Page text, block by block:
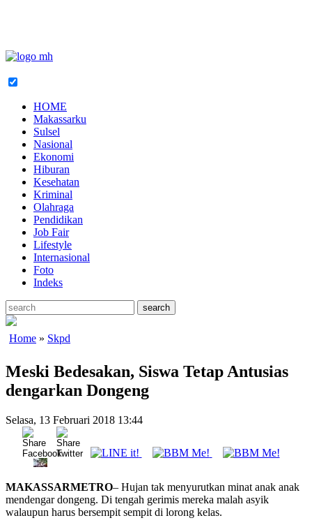
HOME
Makassarku
Sulsel
Nasional
Ekonomi
Hiburan
Kesehatan
Kriminal
Olahraga
Pendidikan
Job Fair
Lifestyle
Internasional
Foto
Indeks
Home » Skpd
Meski Bedesakan, Siswa Tetap Antusias
dengarkan Dongeng
Selasa, 13 Februari 2018 13:44
MAKASSARMETRO– Hujan tak menyurutkan minat anak anak
mendengar dongeng. Di tengah gerimis mereka malah asyik
walaupun harus bersempit sempit di lorong kelas.